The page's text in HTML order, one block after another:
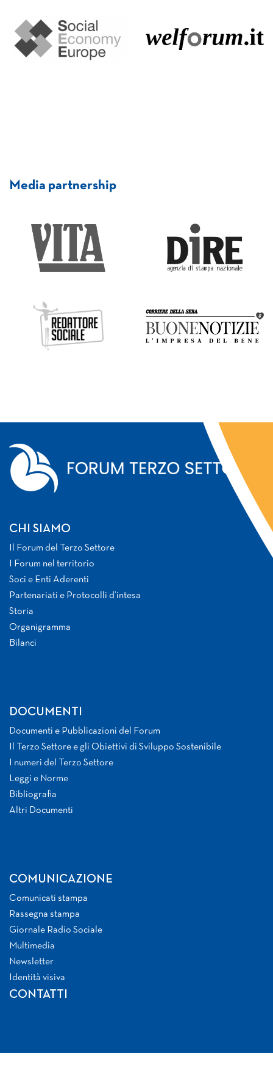
Media partnership
CHI SIAMO
Il Forum del Terzo Settore
I Forum nel territorio
Soci e Enti Aderenti
Partenariati e Protocolli d’intesa
Storia
Organigramma
Bilanci
DOCUMENTI
Documenti e Pubblicazioni del Forum
Il Terzo Settore e gli Obiettivi di Sviluppo Sostenibile
I numeri del Terzo Settore
Leggi e Norme
Bibliografia
Altri Documenti
COMUNICAZIONE
Comunicati stampa
Rassegna stampa
Giornale Radio Sociale
Multimedia
Newsletter
Identità visiva
CONTATTI